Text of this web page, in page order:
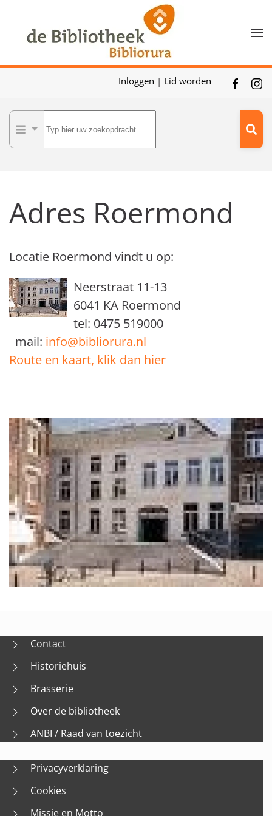
Skip to main content
Inloggen | Lid worden
Adres Roermond
Locatie Roermond vindt u op:
Neerstraat 11-13
6041 KA Roermond
tel: 0475 519000
mail: info@bibliorura.nl
Route en kaart, klik dan hier
Contact
Historiehuis
Brasserie
Over de bibliotheek
ANBI / Raad van toezicht
Privacyverklaring
Cookies
Missie en Motto